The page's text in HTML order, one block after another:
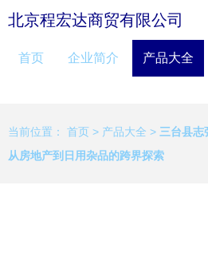
北京程宏达商贸有限公司
首页 企业简介 产品大全
当前位置： 首页 > 产品大全 > 三台县志
从房地产到日用杂品的跨界探索